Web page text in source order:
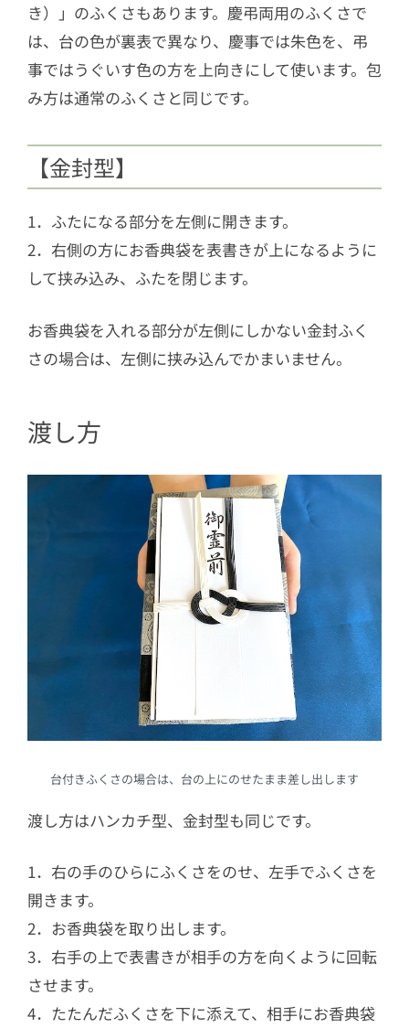
き）」のふくさもあります。慶弔両用のふくさで
は、台の色が裏表で異なり、慶事では朱色を、弔
事ではうぐいす色の方を上向きにして使います。包
み方は通常のふくさと同じです。
【金封型】
1．ふたになる部分を左側に開きます。
2．右側の方にお香典袋を表書きが上になるように
して挟み込み、ふたを閉じます。
お香典袋を入れる部分が左側にしかない金封ふく
さの場合は、左側に挟み込んでかまいません。
渡し方
台付きふくさの場合は、台の上にのせたまま差し出します
渡し方はハンカチ型、金封型も同じです。
1．右の手のひらにふくさをのせ、左手でふくさを
開きます。
2．お香典袋を取り出します。
3．右手の上で表書きが相手の方を向くように回転
させます。
4．たたんだふくさを下に添えて、相手にお香典袋